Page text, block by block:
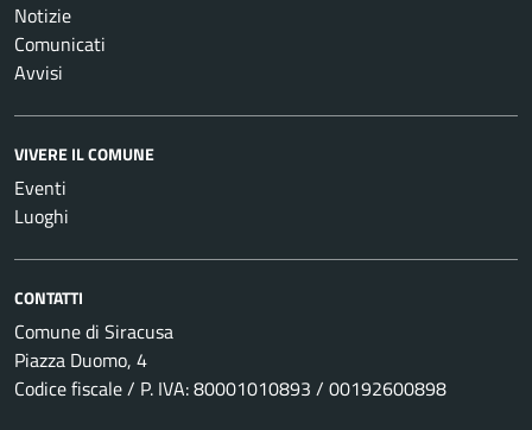
Notizie
Comunicati
Avvisi
VIVERE IL COMUNE
Eventi
Luoghi
CONTATTI
Comune di Siracusa
Piazza Duomo, 4
Codice fiscale / P. IVA: 80001010893 / 00192600898